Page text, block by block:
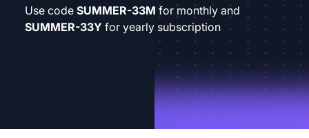
Use code SUMMER-33M for monthly and
SUMMER-33Y for yearly subscription